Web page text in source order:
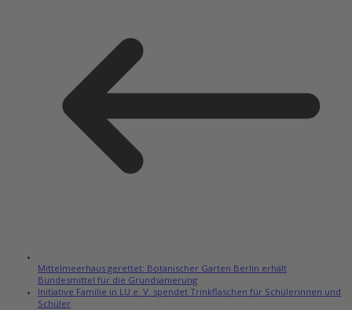
Mittelmeerhaus gerettet: Botanischer Garten Berlin erhält
Bundesmittel für die Grundsanierung
Initiative Familie in LU e. V. spendet Trinkflaschen für Schülerinnen und
Schüler